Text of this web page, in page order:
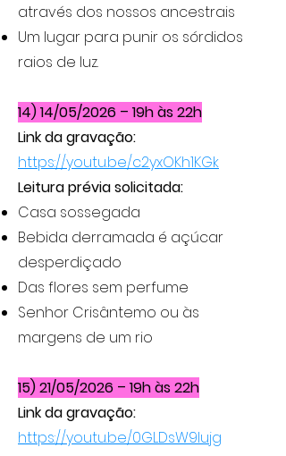
através dos nossos ancestrais
Um lugar para punir os sórdidos
raios de luz.
14) 14/05/2026 – 19h às 22h
Link da gravação:
https://youtu.be/c2yxOKh1KGk
Leitura prévia solicitada:
Casa sossegada
Bebida derramada é açúcar
desperdiçado
Das flores sem perfume
Senhor Crisântemo ou às
margens de um rio
15) 21/05/2026 – 19h às 22h
Link da gravação:
https://youtu.be/0GLDsW9Iujg